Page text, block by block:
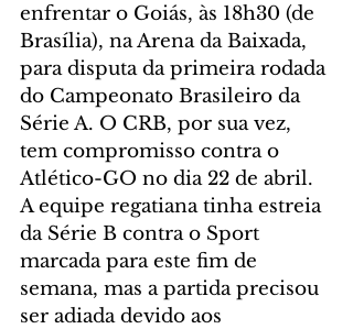
enfrentar o Goiás, às 18h30 (de
Brasília), na Arena da Baixada,
para disputa da primeira rodada
do Campeonato Brasileiro da
Série A. O CRB, por sua vez,
tem compromisso contra o
Atlético-GO no dia 22 de abril.
A equipe regatiana tinha estreia
da Série B contra o Sport
marcada para este fim de
semana, mas a partida precisou
ser adiada devido aos